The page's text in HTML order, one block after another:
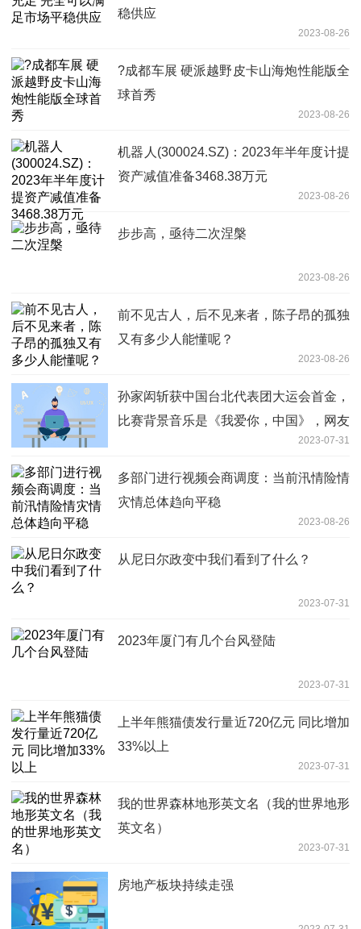
稳供应
2023-08-26
?成都车展 硬派越野皮卡山海炮性能版全
球首秀
2023-08-26
机器人(300024.SZ)：2023年半年度计提
资产减值准备3468.38万元
2023-08-26
步步高，亟待二次涅槃
2023-08-26
前不见古人，后不见来者，陈子昂的孤独
又有多少人能懂呢？
2023-08-26
孙家闳斩获中国台北代表团大运会首金，
比赛背景音乐是《我爱你，中国》，网友
2023-07-31
多部门进行视频会商调度：当前汛情险情
灾情总体趋向平稳
2023-08-26
从尼日尔政变中我们看到了什么？
2023-07-31
2023年厦门有几个台风登陆
2023-07-31
上半年熊猫债发行量近720亿元 同比增加
33%以上
2023-07-31
我的世界森林地形英文名（我的世界地形
英文名）
2023-07-31
房地产板块持续走强